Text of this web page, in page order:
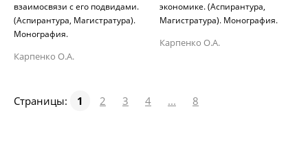
взаимосвязи с его подвидами.
(Аспирантура, Магистратура).
Монография.
Карпенко О.А.
экономике. (Аспирантура,
Магистратура). Монография.
Карпенко О.А.
Страницы: 1 2 3 4 ... 8